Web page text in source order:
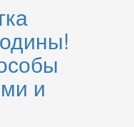
и